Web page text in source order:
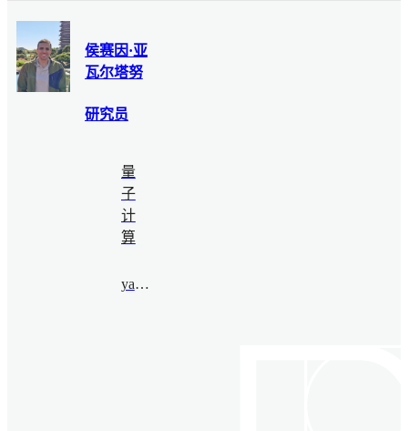
侯赛因·亚
瓦尔塔努
研究员
量
子
计
算
yavar@bimsa.cn